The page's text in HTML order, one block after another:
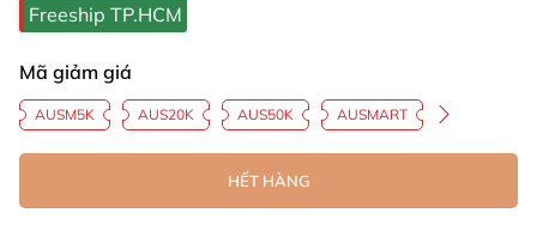
Freeship TP.HCM
Mã giảm giá
AUSM5K AUS20K AUS50K AUSMART
HẾT HÀNG